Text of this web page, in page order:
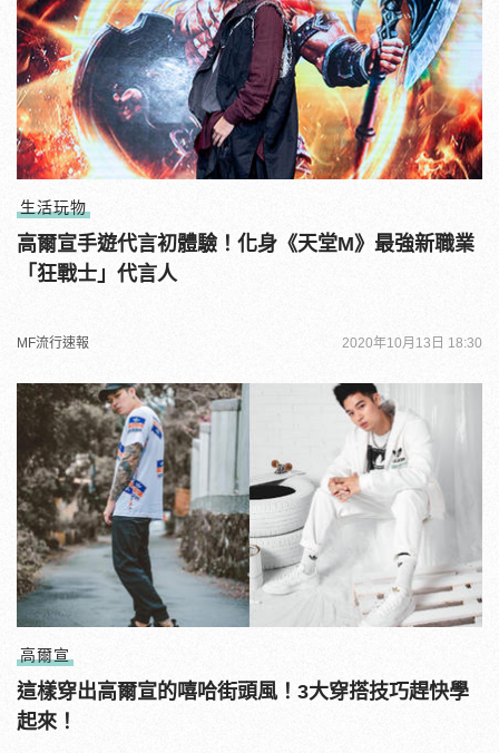
生活玩物
高爾宣手遊代言初體驗！化身《天堂M》最強新職業
「狂戰士」代言人
MF流行速報 2020年10月13日 18:30
高爾宣
這樣穿出高爾宣的嘻哈街頭風！3大穿搭技巧趕快學
起來！